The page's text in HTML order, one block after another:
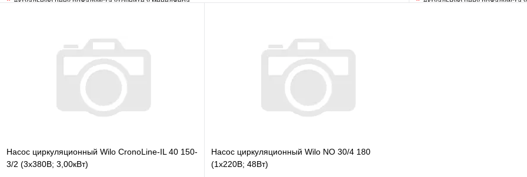
В корзину
В корзину
Насос циркуляционный Wilo CronoLine-IL 40 150-
3/2 (3х380В; 3,00кВт)
Насос циркуляционный Wilo NO 30/4 180
(1х220В; 48Вт)